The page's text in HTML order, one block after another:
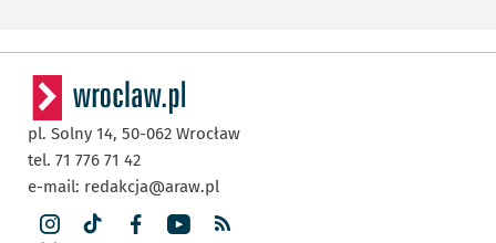
pl. Solny 14, 50-062 Wrocław
tel. 71 776 71 42
e-mail: redakcja@araw.pl